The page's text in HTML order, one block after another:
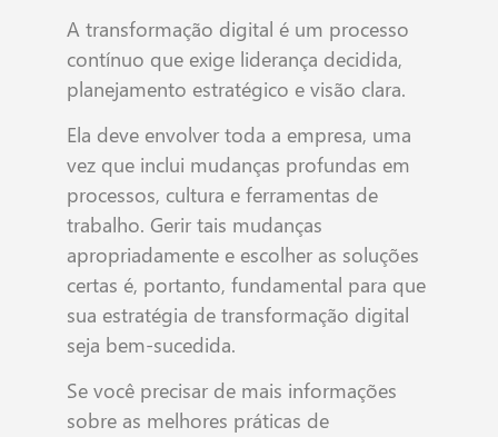
A transformação digital é um processo
contínuo que exige liderança decidida,
planejamento estratégico e visão clara.
Ela deve envolver toda a empresa, uma
vez que inclui mudanças profundas em
processos, cultura e ferramentas de
trabalho. Gerir tais mudanças
apropriadamente e escolher as soluções
certas é, portanto, fundamental para que
sua estratégia de transformação digital
seja bem-sucedida.
Se você precisar de mais informações
sobre as melhores práticas de